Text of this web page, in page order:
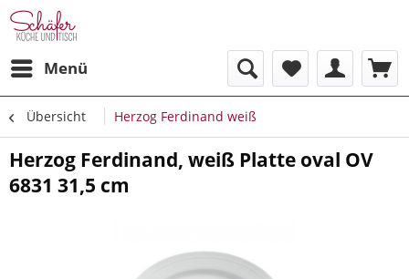
Menü
Übersicht Herzog Ferdinand weiß
Herzog Ferdinand, weiß Platte oval OV
6831 31,5 cm